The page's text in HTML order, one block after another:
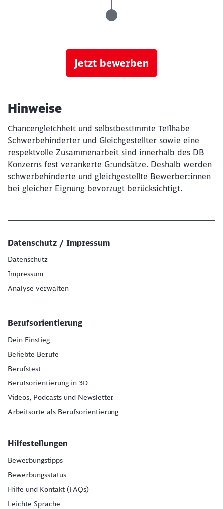
Jetzt bewerben
Hinweise
Chancengleichheit und selbstbestimmte Teilhabe
Schwerbehinderter und Gleichgestellter sowie eine
respektvolle Zusammenarbeit sind innerhalb des DB
Konzerns fest verankerte Grundsätze. Deshalb werden
schwerbehinderte und gleichgestellte Bewerber:innen
bei gleicher Eignung bevorzugt berücksichtigt.
Datenschutz / Impressum
Datenschutz
Impressum
Analyse verwalten
Berufsorientierung
Dein Einstieg
Beliebte Berufe
Berufstest
Berufsorientierung in 3D
Videos, Podcasts und Newsletter
Arbeitsorte als Berufsorientierung
Hilfestellungen
Bewerbungstipps
Bewerbungsstatus
Hilfe und Kontakt (FAQs)
Leichte Sprache